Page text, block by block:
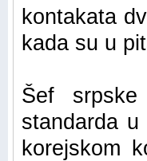
kontakata
kada su u
Šef srpske
standarda
korejskom